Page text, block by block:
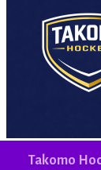
Takomo